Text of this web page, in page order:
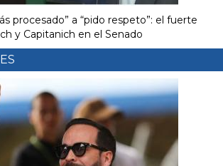
procesado” a “pido respeto”: el fuerte
y Capitanich en el Senado